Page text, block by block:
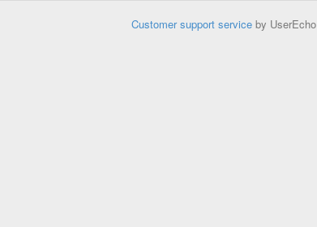
Customer support serviceby UserEcho